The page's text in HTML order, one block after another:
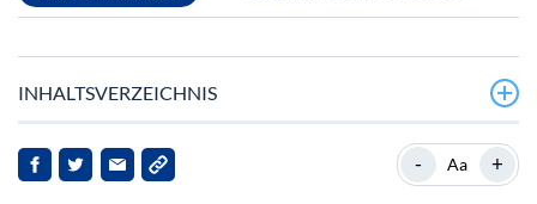
INHALTSVERZEICHNIS
Aktuelle Entwicklungen
- Aa +